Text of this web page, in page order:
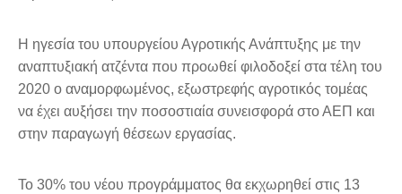
Η ηγεσία του υπουργείου Αγροτικής Ανάπτυξης με την
αναπτυξιακή ατζέντα που προωθεί φιλοδοξεί στα τέλη του
2020 ο αναμορφωμένος, εξωστρεφής αγροτικός τομέας
να έχει αυξήσει την ποσοστιαία συνεισφορά στο ΑΕΠ και
στην παραγωγή θέσεων εργασίας.
Το 30% του νέου προγράμματος θα εκχωρηθεί στις 13